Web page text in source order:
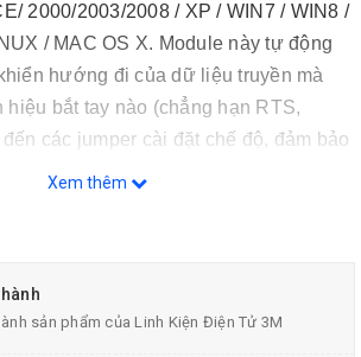
2000/2003/2008 / XP / WIN7 / WIN8 /
/ MAC OS X. Module này tự động
hướng đi của dữ liệu truyền mà
hiệu bắt tay nào (chẳng hạn RTS,
các jumper cài đặt chế độ, đảm bảo
hết các phần mềm và giao tiếp phần
Xem thêm
sản phẩm của Linh Kiện Điện Tử 3M